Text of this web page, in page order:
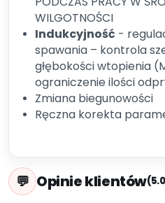
WILGOTNOŚCI
Indukcyjność -
spawania – kontrola
głębokości wtopienia
ograniczenie ilości
Zmiana biegunowości
Ręczna korekta
Opinie klientów